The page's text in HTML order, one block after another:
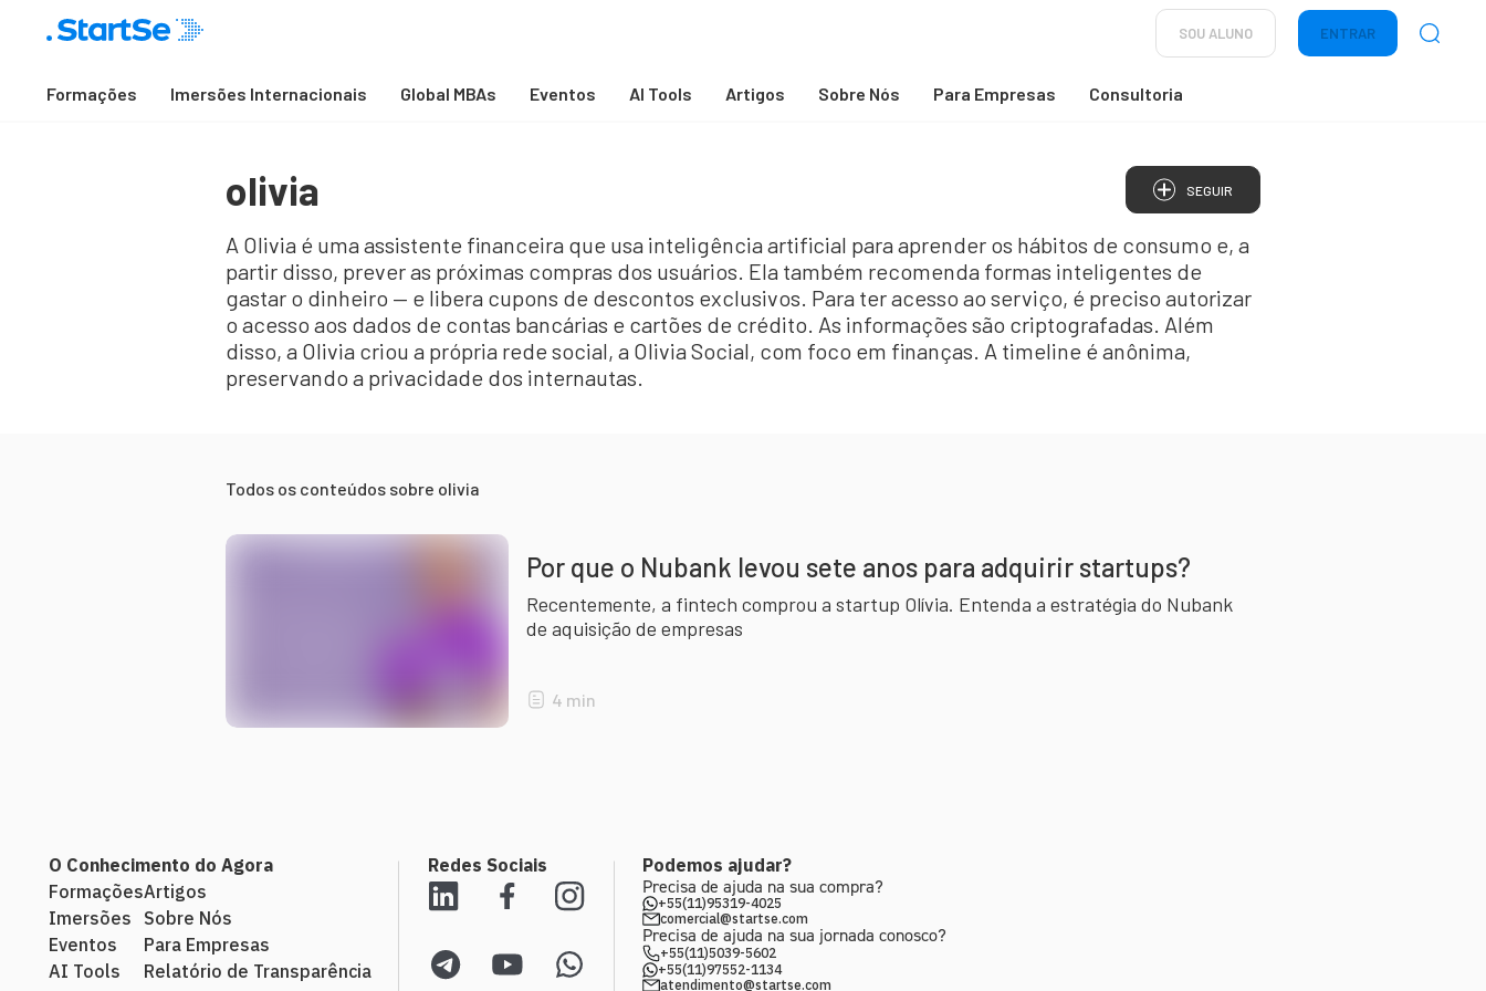
SOU ALUNO ENTRAR
Formações Imersões Internacionais Global MBAs Eventos AI Tools Artigos Sobre Nós Para Empresas Consultoria
olivia SEGUIR
A Olivia é uma assistente financeira que usa inteligência artificial para aprender os hábitos de consumo e, a
partir disso, prever as próximas compras dos usuários. Ela também recomenda formas inteligentes de
gastar o dinheiro — e libera cupons de descontos exclusivos. Para ter acesso ao serviço, é preciso autorizar
o acesso aos dados de contas bancárias e cartões de crédito. As informações são criptografadas. Além
disso, a Olivia criou a própria rede social, a Olivia Social, com foco em finanças. A timeline é anônima,
preservando a privacidade dos internautas.
Todos os conteúdos sobre olivia
Por que o Nubank levou sete anos para adquirir startups?
Recentemente, a fintech comprou a startup Olívia. Entenda a estratégia do Nubank
de aquisição de empresas
4 min
O Conhecimento do Agora
Formações
Imersões
Eventos
AI Tools
Artigos
Sobre Nós
Para Empresas
Relatório de Transparência
Redes Sociais Podemos ajudar?
Precisa de ajuda na sua compra?
+55(11)95319-4025
comercial@startse.com
Precisa de ajuda na sua jornada conosco?
+55(11)5039-5602
+55(11)97552-1134
atendimento@startse.com